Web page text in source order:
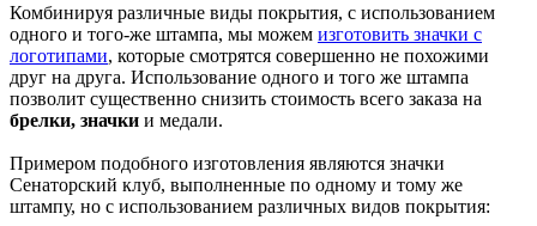
Комбинируя различные виды покрытия, с использованием
одного и того-же штампа, мы можем изготовить значки с
логотипами, которые смотрятся совершенно не похожими
друг на друга. Использование одного и того же штампа
позволит существенно снизить стоимость всего заказа на
брелки, значки и медали.
Примером подобного изготовления являются значки
Сенаторский клуб, выполненные по одному и тому же
штампу, но с использованием различных видов покрытия: